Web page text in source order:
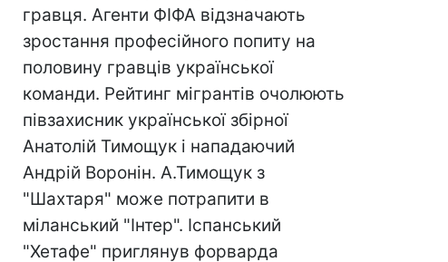
гравця. Агенти ФІФА відзначають
зростання професійного попиту на
половину гравців української
команди. Рейтинг мігрантів очолюють
півзахисник української збірної
Анатолій Тимощук і нападаючий
Андрій Воронін. А.Тимощук з
"Шахтаря" може потрапити в
міланський "Інтер". Іспанський
"Хетафе" приглянув форварда